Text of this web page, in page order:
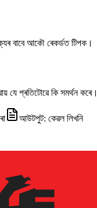
বাবে আকৌ ৰেকৰ্ডত টিপক।
যে প্ৰতিটোৱে কি সমৰ্থন
আউটপুট: কেৱল লিখনি